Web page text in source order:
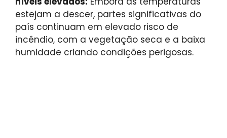
estejam a descer, partes significativas do
país continuam em elevado risco de
incêndio, com a vegetação seca e a baixa
humidade criando condições perigosas.